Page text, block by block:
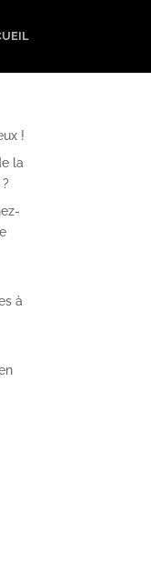
!
la
à